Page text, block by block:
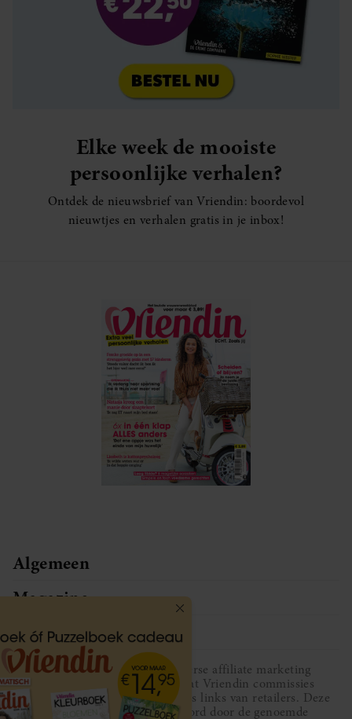
Elke week de mooiste
persoonlijke verhalen?
Ontdek de nieuwsbrief van Vriendin: boordevol
nieuwtjes en verhalen gratis in je inbox!
Algemeen
Magazine
Service
Vriendin participeert in diverse affiliate marketing
programma’s, dat houdt in dat Vriendin commissies
ontvangt voor aankopen middels links van retailers. Deze
website wordt niet gesponsord door de genoemde